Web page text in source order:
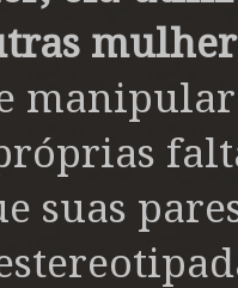
suas